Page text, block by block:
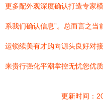
更多配外观深度确认打造专家
系我们确认信息”。总而言之
运锁续美有才购向源头良好对
来贵行强化平潮掌控无忧您优
更新时间：